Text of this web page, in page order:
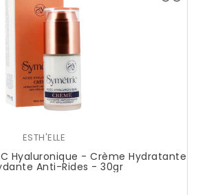
ESTH'ELLE
Hyaluronique - Crème Hydratante
Anti-Rides - 30gr